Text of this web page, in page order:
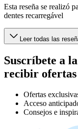
Esta reseña se realizó
dentes recarregável
Leer todas las
Suscríbete a
recibir ofertas
Ofertas
Acceso
Consejos e